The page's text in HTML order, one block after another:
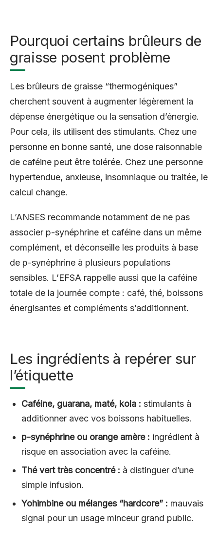
Pourquoi certains brûleurs de
graisse posent problème
Les brûleurs de graisse “thermogéniques”
cherchent souvent à augmenter légèrement la
dépense énergétique ou la sensation d’énergie.
Pour cela, ils utilisent des stimulants. Chez une
personne en bonne santé, une dose raisonnable
de caféine peut être tolérée. Chez une personne
hypertendue, anxieuse, insomniaque ou traitée, le
calcul change.
L’ANSES recommande notamment de ne pas
associer p-synéphrine et caféine dans un même
complément, et déconseille les produits à base
de p-synéphrine à plusieurs populations
sensibles. L’EFSA rappelle aussi que la caféine
totale de la journée compte : café, thé, boissons
énergisantes et compléments s’additionnent.
Les ingrédients à repérer sur
l’étiquette
Caféine, guarana, maté, kola : stimulants à
additionner avec vos boissons habituelles.
p-synéphrine ou orange amère : ingrédient à
risque en association avec la caféine.
Thé vert très concentré : à distinguer d’une
simple infusion.
Yohimbine ou mélanges “hardcore” : mauvais
signal pour un usage minceur grand public.